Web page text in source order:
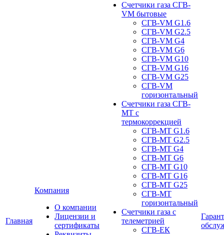
Главная
Компания
О компании
Лицензии и
сертификаты
Счетчики газа СГВ-
VM бытовые
СГВ-VM G1.6
СГВ-VM G2.5
СГВ-VM G4
СГВ-VM G6
СГВ-VM G10
СГВ-VM G16
СГВ-VM G25
СГВ-VM
горизонтальный
Счетчики газа СГВ-
МТ с
термокоррекцией
СГВ-МТ G1.6
СГВ-МТ G2.5
СГВ-МТ G4
СГВ-МТ G6
СГВ-МТ G10
СГВ-МТ G16
СГВ-МТ G25
СГВ-MT
горизонтальный
Счетчики газа с
телеметрией
СГВ-ЕК